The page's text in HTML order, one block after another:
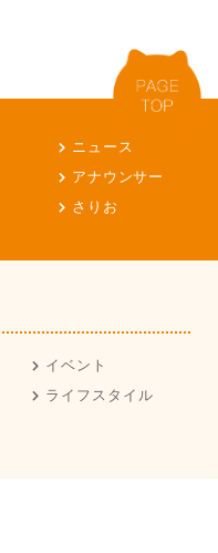
ニュース
アナウンサー
さりお
イベント
ライフスタイル